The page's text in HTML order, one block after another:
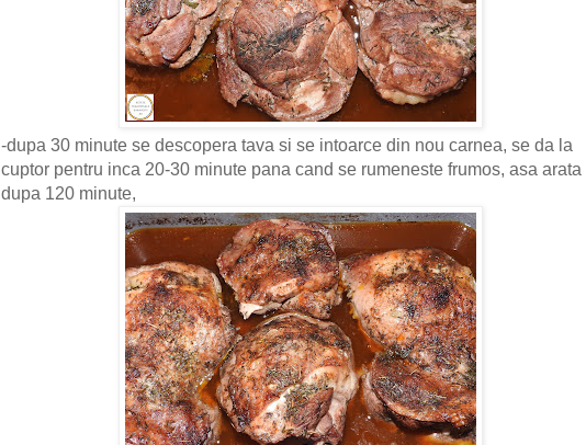
-dupa 30 minute se descopera tava si se intoarce din nou carnea, se da la
cuptor pentru inca 20-30 minute pana cand se rumeneste frumos, asa arata
dupa 120 minute,